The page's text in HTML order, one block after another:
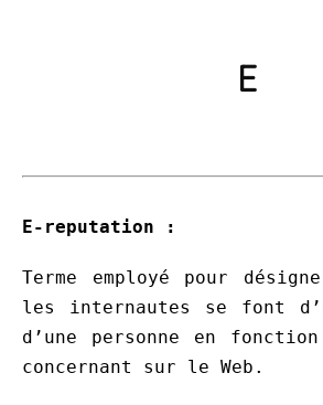
E
E-reputation :
Terme employé pour
les internautes se font
d’une personne en
concernant sur le Web.